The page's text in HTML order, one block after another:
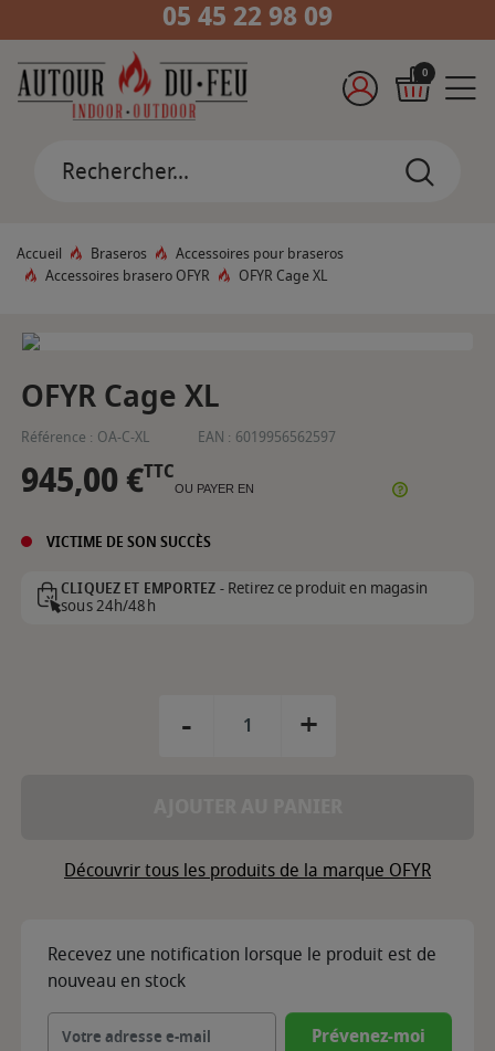
05 45 22 98 09
0
Accueil Braseros
Accessoires pour braseros
Accessoires brasero OFYR
OFYR Cage XL
OFYR Cage XL
Référence : OA-C-XL EAN : 6019956562597
945,00 €TTC
OU PAYER EN
VICTIME DE SON SUCCÈS
CLIQUEZ ET EMPORTEZ -Retirez ce produit en magasin
sous 24h/48h
- +
Découvrir tous les produits de la marque OFYR
Recevez une notification lorsque le produit est de
nouveau en stock
Prévenez-moi